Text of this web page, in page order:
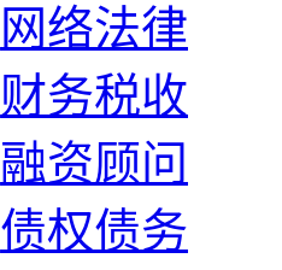
网络法律
财务税收
融资顾问
债权债务